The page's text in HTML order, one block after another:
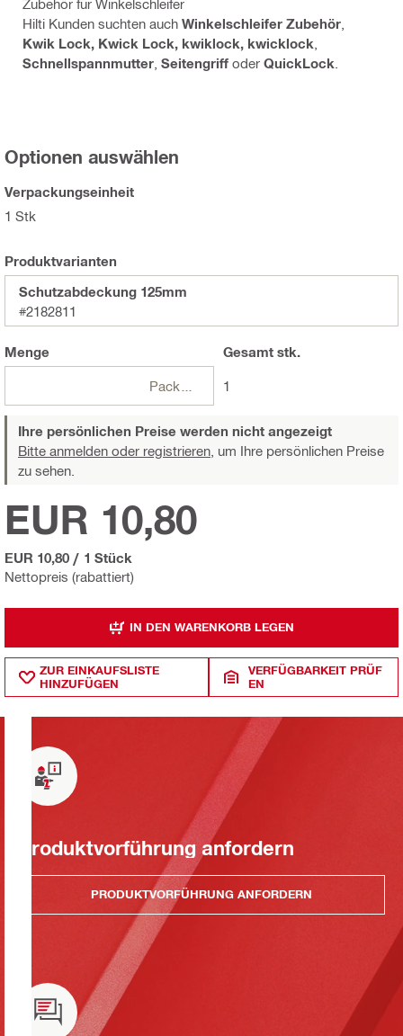
Hilti Kunden suchten auch Winkelschleifer Zubehör
Kwik Lock, Kwick Lock, kwiklock, kwicklock
Schnellspannmutter Seitengriff oder QuickLock
Optionen auswählen
Verpackungseinheit
1 Stk
Produktvarianten
Schutzabdeckung 125mm
#2182811
Menge
Packungen
Gesamtstk.
1
Ihre persönlichen Preise werden nicht angezeigt
Bitte anmelden oder registrieren, um Ihre persönlichen Preise
zu sehen.
Nettopreis (rabattiert)
EUR 10,80
EUR 10,80 / 1 Stück
IN DEN WARENKORB LEGEN
ZUR EINKAUFSLISTE
HINZUFÜGEN
VERFÜGBARKEIT PRÜF
EN
Produktvorführung anfordern
PRODUKTVORFÜHRUNG ANFORDERN